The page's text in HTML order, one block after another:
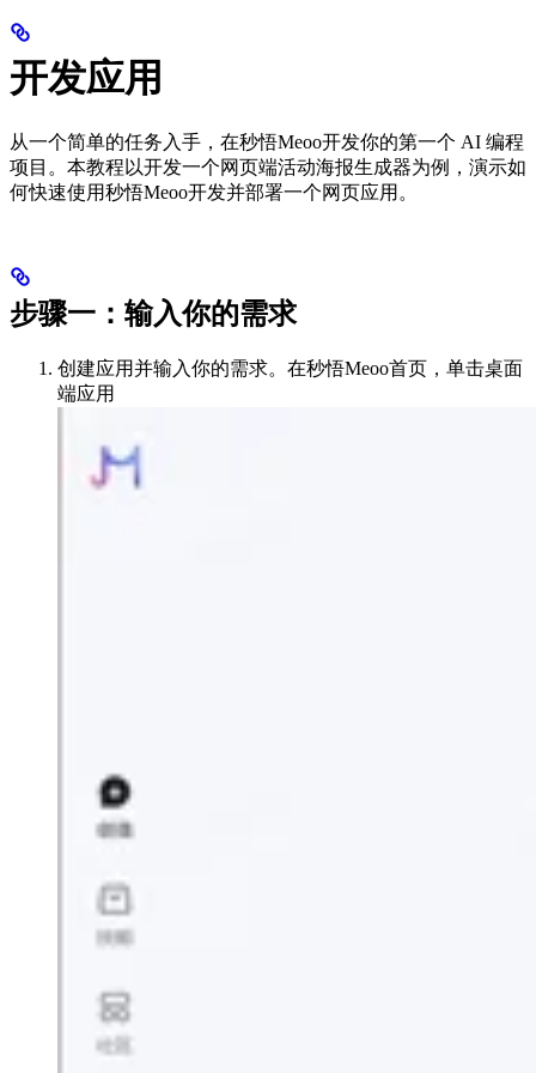
开发应用
从一个简单的任务入手，在秒悟Meoo开发你的第一个 AI 编程
项目。本教程以开发一个网页端活动海报生成器为例，演示如
何快速使用秒悟Meoo开发并部署一个网页应用。
步骤一：输入你的需求
创建应用并输入你的需求。在秒悟Meoo首页，单击桌面
端应用